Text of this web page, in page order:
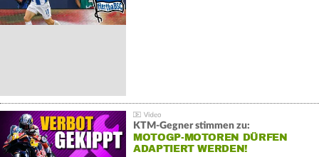
KTM-Gegner stimmen zu:
MOTOGP-MOTOREN DÜRFEN
ADAPTIERT WERDEN!